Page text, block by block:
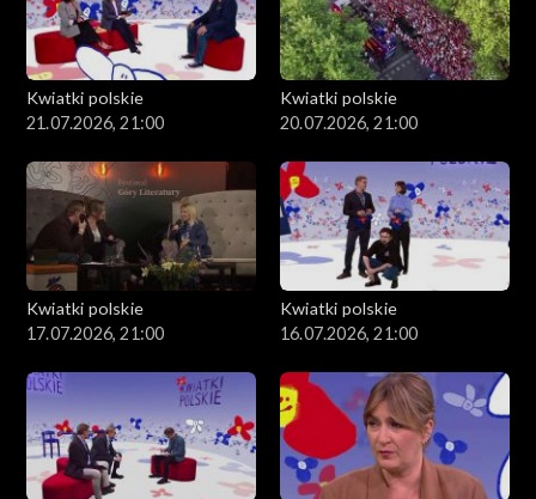
Kwiatki polskie
21.07.2026, 21:00
Kwiatki polskie
20.07.2026, 21:00
Kwiatki polskie
17.07.2026, 21:00
Kwiatki polskie
16.07.2026, 21:00